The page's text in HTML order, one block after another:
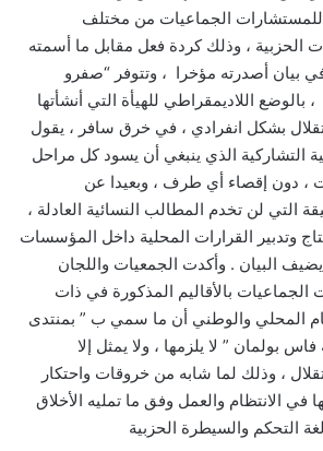
الجماعيات من مختلف
الحزبية ، وذلك كردة فعل مقابل ما أسمته
بيان أصدرته مؤخرا ، وتتوفر “صفرو
اللاديمقراطي للهيأة التي أنشأتها
بشكل انفرادي ، في خرق سافر ، يقول
التشاركية الذي ينبغي أن يسود كل مراحل
، دون إقصاء أي طرف ، وبعيدا عن
التي لن تخدم المطالب النسائية العادلة ،
وتدبير القرارات المحلية داخل المؤسسات
البيان . وأكدت الجمعيات واللجان
الجماعيات بالأقاليم المذكورة في ذات
المحلي والوطني أن ما سمي ب ” بمنتدى
بولمان ” لا يلزمها ، ولا يمثل إلا
، وذلك لما شابه من خروقات واحتكار
في الانتظام والعمل وفق ما تمليه الأخلاق
التحكم والسيطرة الحزبية